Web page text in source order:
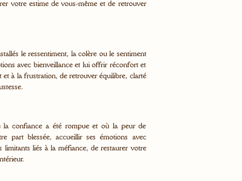
votre estime de vous-même et de retrouver
le ressentiment, la colère ou le sentiment
avec bienveillance et lui offrir réconfort et
à la frustration, de retrouver équilibre, clarté
la confiance a été rompue et où la peur de
part blessée, accueillir ses émotions avec
liés à la méfiance, de restaurer votre